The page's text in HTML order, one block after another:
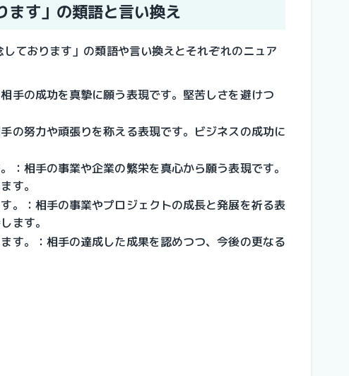
ます」の類語と言い換え
ております」の類語や言い換えとそれぞれのニュア
手の成功を真摯に願う表現です。堅苦しさを避けつ
の努力や頑張りを称える表現です。ビジネスの成功に
：相手の事業や企業の繁栄を真心から願う表現です。
す。
。：相手の事業やプロジェクトの成長と発展を祈る表
ます。
す。：相手の達成した成果を認めつつ、今後の更なる